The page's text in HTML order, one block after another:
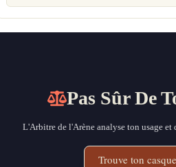
Pas Sûr De
L'Arbitre de l'Arène analyse ton usage
Trouve ton